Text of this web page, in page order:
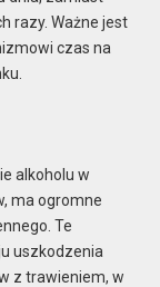
razy. Ważne jest
czas na
alkoholu w
ma ogromne
Te
uszkodzenia
z trawieniem, w